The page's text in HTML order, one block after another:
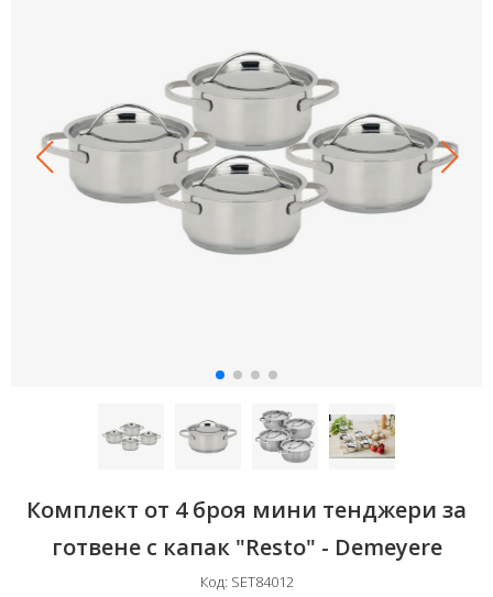
Комплект от 4 броя мини тенджери за
готвене с капак "Resto" - Demeyere
Код: SET84012